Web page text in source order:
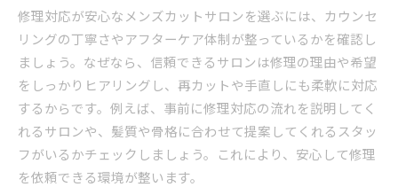
理
メンズカット修理で清潔感を手に入れる方法
信頼できる技術で安心のメンズカット修理体験
口コミで評判のメンズカット修理ポイント紹介
予約しやすいメンズカット修理サービスの選び
方
清潔感を叶えるメンズカット修理のポイント解説
修理対応が安心なメンズカットサロンを選ぶには、カウンセ
リングの丁寧さやアフターケア体制が整っているかを確認し
ましょう。なぜなら、信頼できるサロンは修理の理由や希望
をしっかりヒアリングし、再カットや手直しにも柔軟に対応
するからです。例えば、事前に修理対応の流れを説明してく
れるサロンや、髪質や骨格に合わせて提案してくれるスタッ
フがいるかチェックしましょう。これにより、安心して修理
を依頼できる環境が整います。